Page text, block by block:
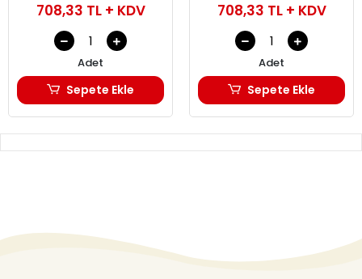
708,33 TL + KDV
Adet
Sepete Ekle
708,33 TL + KDV
Adet
Sepete Ekle